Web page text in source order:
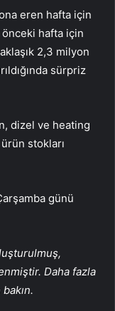
eren hafta için
önceki hafta için
2,3 milyon
sürpriz
dizel ve heating
ürün stokları
günü
Daha fazla